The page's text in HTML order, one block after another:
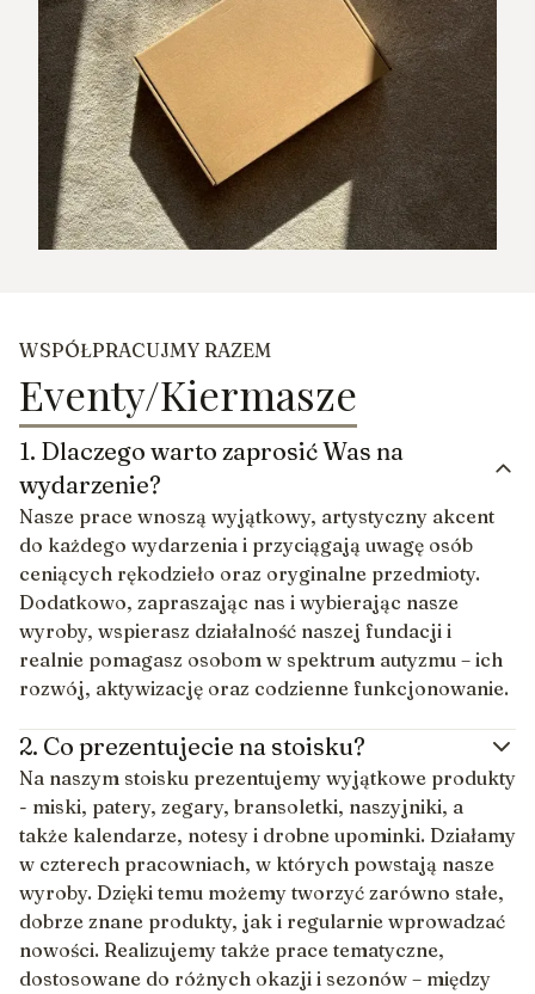
WSPÓŁPRACUJMY RAZEM
Eventy/Kiermasze
1. Dlaczego warto zaprosić Was na
wydarzenie?
Nasze prace wnoszą wyjątkowy, artystyczny akcent
do każdego wydarzenia i przyciągają uwagę osób
ceniących rękodzieło oraz oryginalne przedmioty.
Dodatkowo, zapraszając nas i wybierając nasze
wyroby, wspierasz działalność naszej fundacji i
realnie pomagasz osobom w spektrum autyzmu – ich
rozwój, aktywizację oraz codzienne funkcjonowanie.
2. Co prezentujecie na stoisku?
Na naszym stoisku prezentujemy wyjątkowe produkty
- miski, patery, zegary, bransoletki, naszyjniki, a
także kalendarze, notesy i drobne upominki. Działamy
w czterech pracowniach, w których powstają nasze
wyroby. Dzięki temu możemy tworzyć zarówno stałe,
dobrze znane produkty, jak i regularnie wprowadzać
nowości. Realizujemy także prace tematyczne,
dostosowane do różnych okazji i sezonów – między